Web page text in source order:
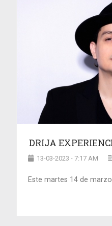
DRIJA
13-03-2023 - 7:17 AM
Este martes 14 de marzo